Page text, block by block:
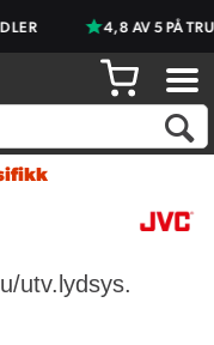
4,8 AV 5 PÅ
utv.lydsys.